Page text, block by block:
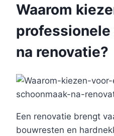
Waarom
na renovatie?
Een renovatie brengt
bouwresten en